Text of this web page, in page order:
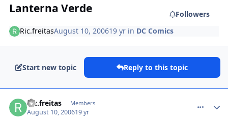
Lanterna Verde
Followers
Ric.freitasAugust 10, 200619 yr in DC Comics
Start new topic Reply to this topic
Ric.freitas Members
August 10, 200619 yr